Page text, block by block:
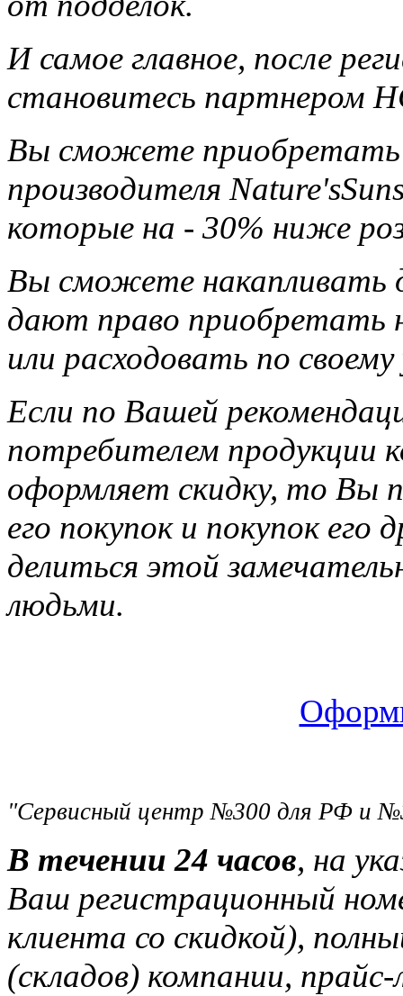
И самое главное, после
становитесь партнером
Вы сможете приобретать
производителя
которые на - 30% ниже
Вы сможете накапливать
дают право приобретать
или расходовать по
Если по Вашей
потребителем продукции
оформляет скидку, то Вы
его покупок и покупок
делиться этой
людьми.
"Сервисный центр №300 для РФ и
В течении 24 часов, на
Ваш регистрационный
клиента со скидкой),
(складов) компании,